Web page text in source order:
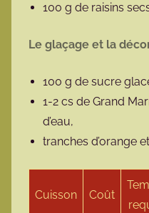
100 g de raisins
Le glaçage et la
100 g de sucre
1-2 cs de Grand
d’eau,
tranches d’orange
Cuisson Coût